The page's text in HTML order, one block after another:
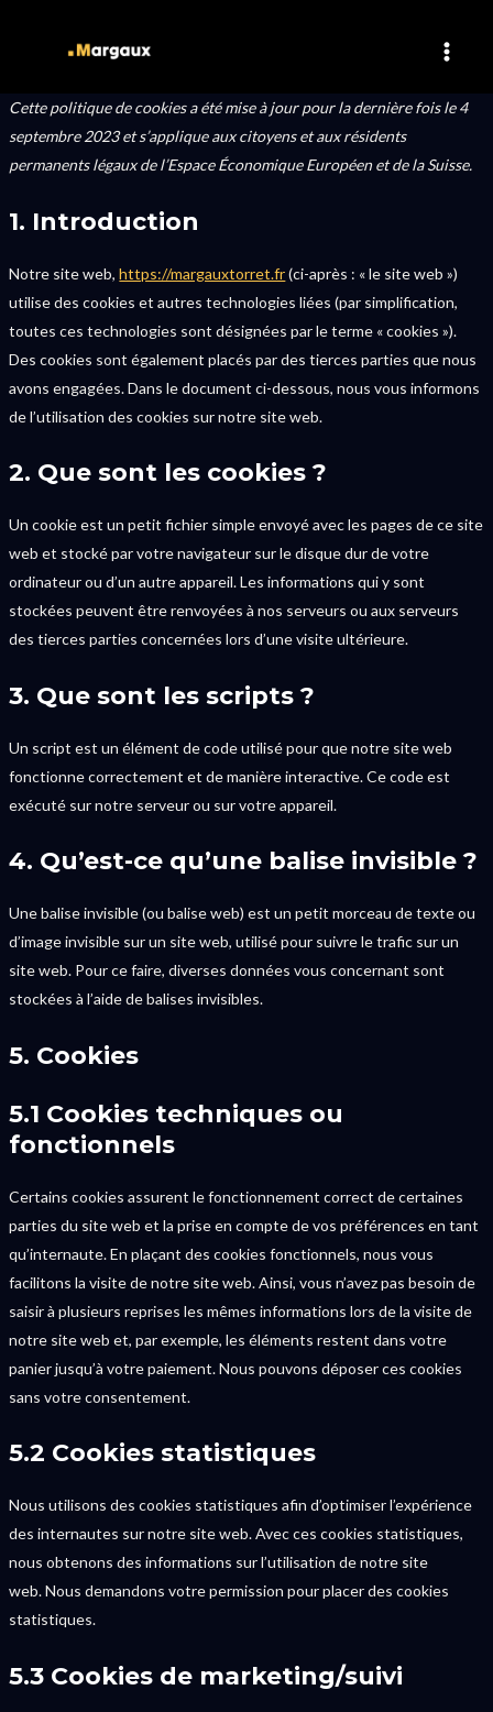
Cette politique de cookies a été mise à jour pour la dernière fois le 4
septembre 2023 et s’applique aux citoyens et aux résidents
permanents légaux de l’Espace Économique Européen et de la Suisse.
1. Introduction
Notre site web,https://margauxtorret.fr(ci-après : « le site web »)
utilise des cookies et autres technologies liées (par simplification,
toutes ces technologies sont désignées par le terme « cookies »).
Des cookies sont également placés par des tierces parties que nous
avons engagées. Dans le document ci-dessous, nous vous informons
de l’utilisation des cookies sur notre site web.
2. Que sont les cookies ?
Un cookie est un petit fichier simple envoyé avec les pages de ce site
web et stocké par votre navigateur sur le disque dur de votre
ordinateur ou d’un autre appareil. Les informations qui y sont
stockées peuvent être renvoyées à nos serveurs ou aux serveurs
des tierces parties concernées lors d’une visite ultérieure.
3. Que sont les scripts ?
Un script est un élément de code utilisé pour que notre site web
fonctionne correctement et de manière interactive. Ce code est
exécuté sur notre serveur ou sur votre appareil.
4. Qu’est-ce qu’une balise invisible ?
Une balise invisible (ou balise web) est un petit morceau de texte ou
d’image invisible sur un site web, utilisé pour suivre le trafic sur un
site web. Pour ce faire, diverses données vous concernant sont
stockées à l’aide de balises invisibles.
5. Cookies
5.1 Cookies techniques ou
fonctionnels
Certains cookies assurent le fonctionnement correct de certaines
parties du site web et la prise en compte de vos préférences en tant
qu’internaute. En plaçant des cookies fonctionnels, nous vous
facilitons la visite de notre site web. Ainsi, vous n’avez pas besoin de
saisir à plusieurs reprises les mêmes informations lors de la visite de
notre site web et, par exemple, les éléments restent dans votre
panier jusqu’à votre paiement. Nous pouvons déposer ces cookies
sans votre consentement.
5.2 Cookies statistiques
Nous utilisons des cookies statistiques afin d’optimiser l’expérience
des internautes sur notre site web. Avec ces cookies statistiques,
nous obtenons des informations sur l’utilisation de notre site
web. Nous demandons votre permission pour placer des cookies
statistiques.
5.3 Cookies de marketing/suivi
elementor
wordpress
google-
google-
divers